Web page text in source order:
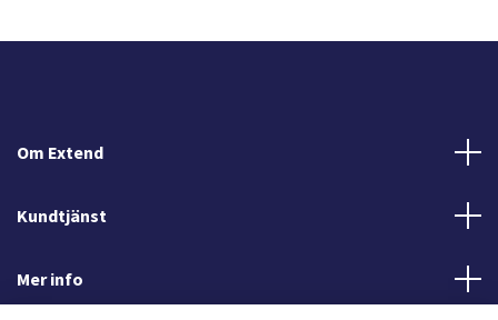
Om Extend
Kundtjänst
Mer info